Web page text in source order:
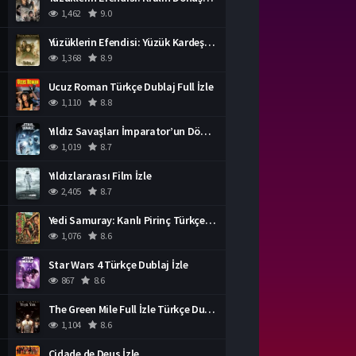
1,462 9.0
Yüzüklerin Efendisi: Yüzük Kardeşliği Türkçe Dublaj İzle
1,368 8.9
Ucuz Roman Türkçe Dublaj Full İzle
1,110 8.8
Yıldız Savaşları İmparator’un Dönüşü Türkçe Dublaj İzle
1,019 8.7
Yıldızlararası Film İzle
2,405 8.7
Yedi Samuray: Kanlı Pirinç Türkçe Dublaj İzle
1,076 8.6
Star Wars 4 Türkçe Dublaj İzle
867 8.6
The Green Mile Full İzle Türkçe Dublaj
1,104 8.6